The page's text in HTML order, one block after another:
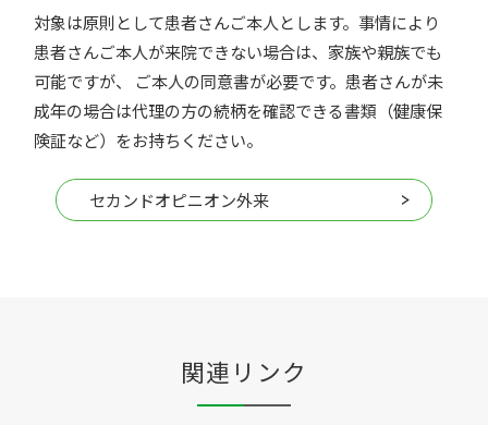
対象は原則として患者さんご本人とします。事情により
患者さんご本人が来院できない場合は、家族や親族でも
可能ですが、 ご本人の同意書が必要です。患者さんが未
成年の場合は代理の方の続柄を確認できる書類（健康保
険証など）をお持ちください。
セカンドオピニオン外来
関連リンク